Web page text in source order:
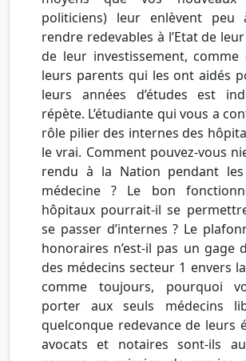
politiciens) leur enlèvent peu
rendre redevables à l’Etat de
de leur investissement,
leurs parents qui les ont aidés
leurs années d’études est
répète. L’étudiante qui vous a
rôle pilier des internes des
le vrai. Comment pouvez-vous
rendu à la Nation pendant
médecine ? Le bon
hôpitaux pourrait-il se
se passer d’internes ? Le
honoraires n’est-il pas un gage
des médecins secteur 1 envers
comme toujours, pourquoi
porter aux seuls médecins
quelconque redevance de leurs
avocats et notaires sont-ils